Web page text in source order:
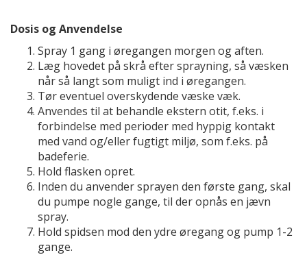
Dosis og Anvendelse
Spray 1 gang i øregangen morgen og aften.
Læg hovedet på skrå efter sprayning, så væsken
når så langt som muligt ind i øregangen.
Tør eventuel overskydende væske væk.
Anvendes til at behandle ekstern otit, f.eks. i
forbindelse med perioder med hyppig kontakt
med vand og/eller fugtigt miljø, som f.eks. på
badeferie.
Hold flasken opret.
Inden du anvender sprayen den første gang, skal
du pumpe nogle gange, til der opnås en jævn
spray.
Hold spidsen mod den ydre øregang og pump 1-2
gange.